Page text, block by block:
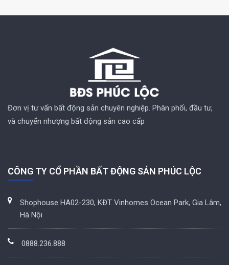
Đơn vị tư vấn bất động sản chuyên nghiệp. Phân phối, đầu tư,
và chuyển nhượng bất động sản cao cấp
CÔNG TY CỔ PHẦN BẤT ĐỘNG SẢN PHÚC LỘC
Shophouse HA02-230, KĐT Vinhomes Ocean Park, Gia Lâm,
Hà Nội
0888.236.888